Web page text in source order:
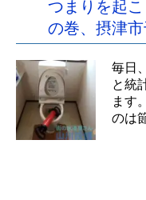
つまりを起
の巻、摂津
毎日
と統
ます
のは